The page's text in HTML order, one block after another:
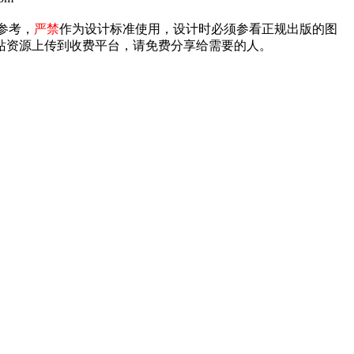
考， 严禁作为设计标准使用，设计时必须参看正规出版的图
源上传到收费平台，请免费分享给需要的人。